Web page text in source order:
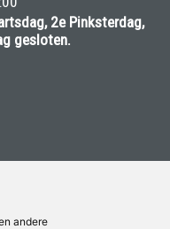
andere
2e Pinksterdag,
gesloten.